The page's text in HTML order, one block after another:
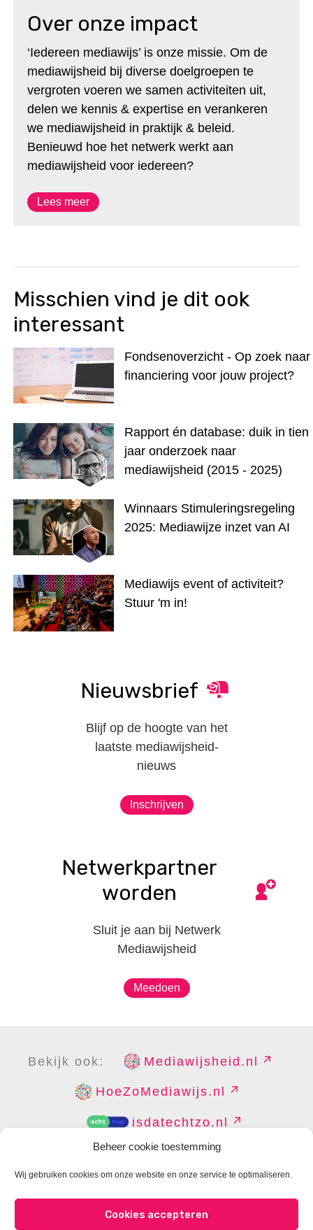
Beheer cookie toestemming
Wij gebruiken cookies om onze website en onze service te optimaliseren.
Cookies accepteren
Over onze impact
‘Iedereen mediawijs’ is onze missie. Om de
mediawijsheid bij diverse doelgroepen te
vergroten voeren we samen activiteiten uit,
delen we kennis & expertise en verankeren
we mediawijsheid in praktijk & beleid.
Benieuwd hoe het netwerk werkt aan
mediawijsheid voor iedereen?
Lees meer
Misschien vind je dit ook
interessant
Fondsenoverzicht - Op zoek naar
financiering voor jouw project?
Rapport én database: duik in tien
jaar onderzoek naar
mediawijsheid (2015 - 2025)
Winnaars Stimuleringsregeling
2025: Mediawijze inzet van AI
Mediawijs event of activiteit?
Stuur 'm in!
Nieuwsbrief
Blijf op de hoogte van het
laatste mediawijsheid-
nieuws
Inschrijven
Netwerkpartner
worden
Sluit je aan bij Netwerk
Mediawijsheid
Meedoen
Bekijk ook: Mediawijsheid.nl
HoeZoMediawijs.nl
isdatechtzo.nl
DISCLAIMER PRIVACY